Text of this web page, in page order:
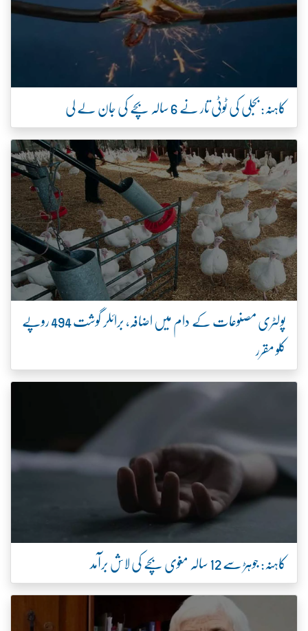
کاہنہ: بجلی کی ٹوٹی تار نے 6 سالہ بچے کی جان لے لی
پولٹری مصنوعات کے دام میں اضافہ، برائلر گوشت 494 روپے
کلو مقرر
کاہنہ: جوہڑ سے 12 سالہ مغوی بچے کی لاش برآمد